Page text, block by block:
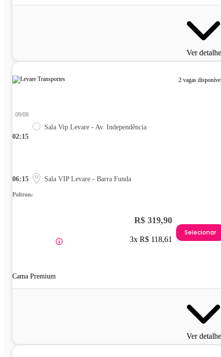
Ver
2 vagas
02:15
09/08
Sala Vip Levare - Av. Independência
06:15 Sala VIP Levare - Barra Funda
Poltrona
Cama Premium
R$ 319,90
3x R$ 118,61
Selecionar
Ver